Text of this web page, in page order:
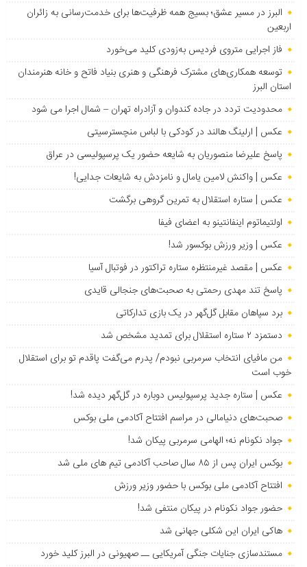
البرز در مسیر عشق؛ بسیج همه ظرفیت‌ها برای خدمت‌رسانی به زائران
اربعین
فاز اجرایی متروی فردیس به‌زودی کلید می‌خورد
توسعه همکاری‌های مشترک فرهنگی و هنری بنیاد فاتح و خانه هنرمندان
استان البرز
محدودیت تردد در جاده کندوان و آزادراه تهران – شمال اجرا می شود
عکس | ارلینگ هالند در کودکی با لباس منچسترسیتی
پاسخ علیرضا منصوریان به شایعه حضور یک پرسپولیسی در عراق
عکس | واکنش لامین یامال و نامزدش به شایعات جدایی!
عکس | ستاره استقلال به تمرین گروهی برگشت
اولتیماتوم اینفانتینو به اعضای فیفا
عکس | وزیر ورزش بوکسور شد!
عکس | مقصد غیرمنتظره ستاره تراکتور در فوتبال آسیا
پاسخ تند مهدی رحمتی به صحبت‌های جنجالی قایدی
برد سپاهان مقابل گل‌گهر در یک بازی تدارکاتی
دستمزد ۲ ستاره استقلال برای تمدید مشخص شد
من مافیای انتخاب سرمربی نبودم/ پدرم می‌گفت پاقدم تو برای استقلال
خوب است
عکس | ستاره جدید پرسپولیس دوباره در گل‌گهر دیده شد!
صحبت‌های دنیامالی در مراسم افتتاح آکادمی ملی بوکس
جواد نکونام نه؛ الهامی سرمربی پیکان شد!
بوکس ایران پس از ۸۵ سال صاحب آکادمی تیم های ملی شد
افتتاح آکادمی ملی بوکس با حضور وزیر ورزش
حضور جواد نکونام در پیکان منتفی شد!
هاکی ایران این شکلی جهانی شد
مستندسازی جنایات جنگی آمریکایی ــ صهیونی در البرز کلید خورد